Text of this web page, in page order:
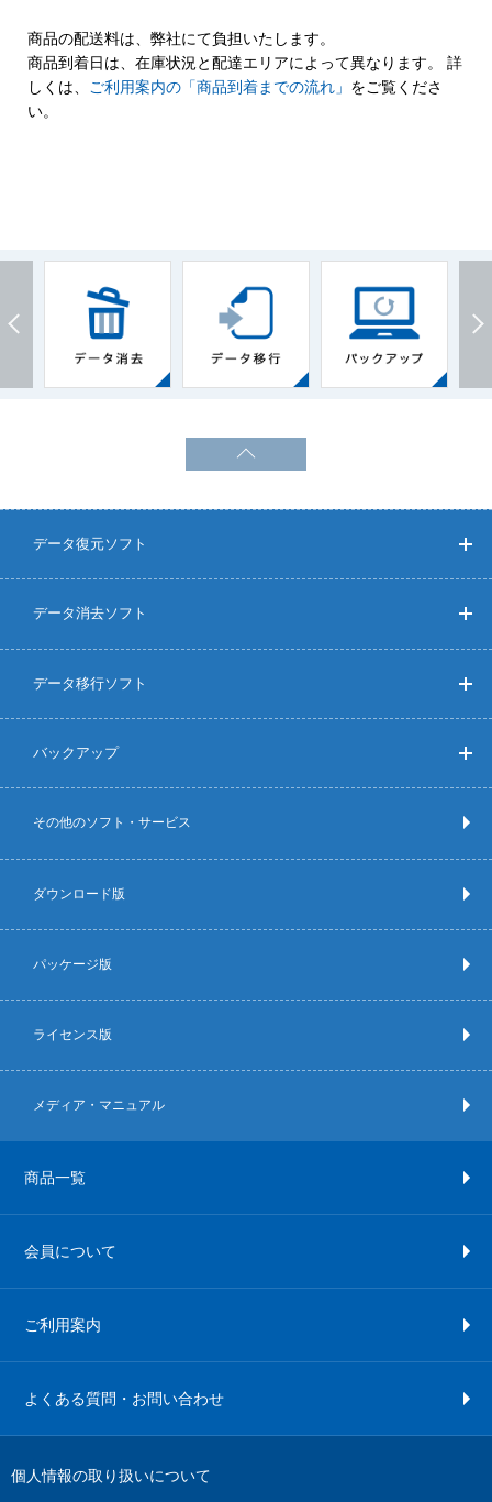
商品の配送料は、弊社にて負担いたします。
商品到着日は、在庫状況と配達エリアによって異なります。 詳
しくは、
ご利用案内の「商品到着までの流れ」 をご覧くださ
い。
データ復元ソフト
データ消去ソフト
データ移行ソフト
バックアップ
その他のソフト・サービス
ダウンロード版
パッケージ版
ライセンス版
メディア・マニュアル
商品一覧
会員について
ご利用案内
よくある質問・お問い合わせ
個人情報の取り扱いについて